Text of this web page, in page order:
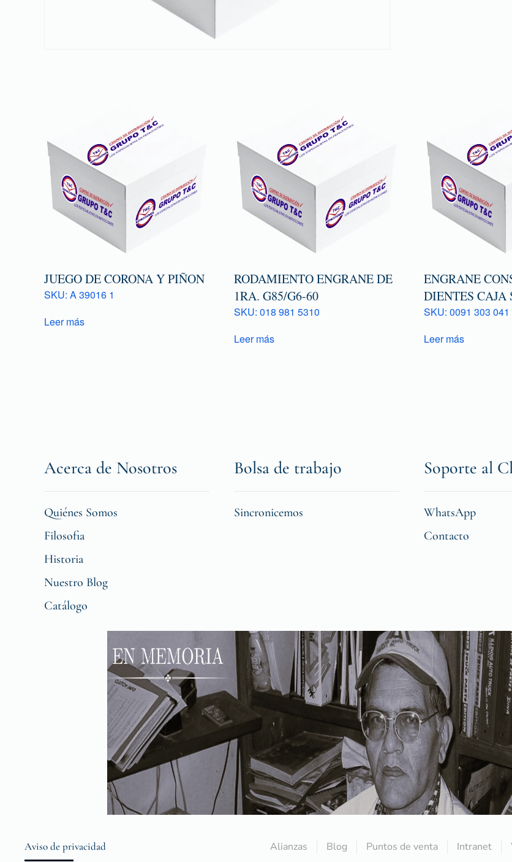
JUEGO DE CORONA Y PIÑON
SKU: A 39016 1
Leer más
RODAMIENTO ENGRANE DE
1RA. G85/G6-60
SKU: 018 981 5310
Leer más
ENGRANE
DIENTES CAJA
SKU: 0091 303 041
Leer más
Acerca de Nosotros
Quiénes Somos
Filosofia
Historia
Nuestro Blog
Catálogo
Bolsa de trabajo
Sincronicemos
Soporte al
WhatsApp
Contacto
Aviso de privacidad Alianzas Blog Puntos de venta Intranet